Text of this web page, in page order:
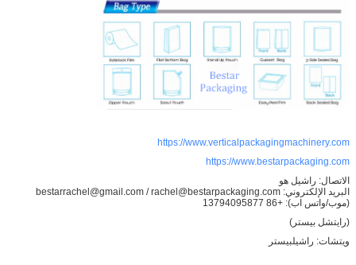
https://www.verticalpackagingmachinery.com
https://www.bestarpackaging.com
الاتصال: راشيل هو
البريد الإلكتروني: bestarrachel@gmail.com / rachel@bestarpackaging.com
(موب/واتس اب): +86 13794095877
(رايتشل بيستر)
ويتشات: راشيلبيستر